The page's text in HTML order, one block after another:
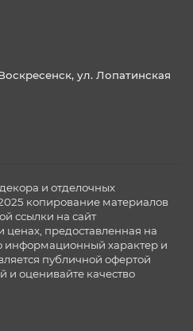
ул. Лопатинская
и отделочных
копирование материалов
ссылки на сайт
ценах, предоставленная на
информационный характер и
публичной офертой
и оценивайте качество